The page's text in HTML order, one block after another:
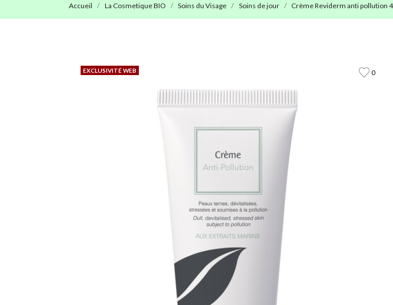
Accueil La Cosmetique BIO Soins du Visage Soins de jour Crème Reviderm anti pollution
0
EXCLUSIVITÉ WEB